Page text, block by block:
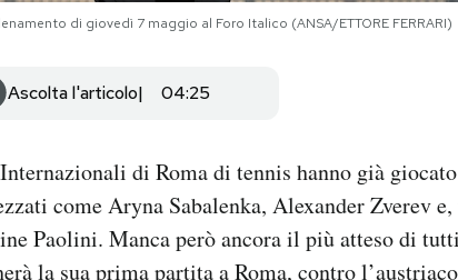
di giovedì 7 maggio al Foro Italico (ANSA/ETTORE FERRARI)
Ascolta l'articolo 04:25
di Roma di tennis hanno già
come Aryna Sabalenka, Alexander Zverev
Paolini. Manca però ancora il più atteso di
la sua prima partita a Roma, contro